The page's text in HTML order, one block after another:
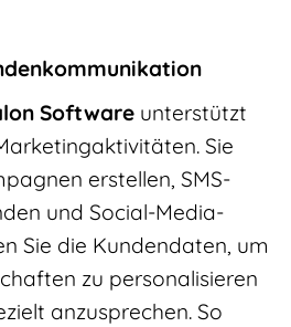
Software unterstützt
Sie
erstellen, SMS-
und Social-Media-
Sie die Kundendaten, um
zu personalisieren
anzusprechen. So